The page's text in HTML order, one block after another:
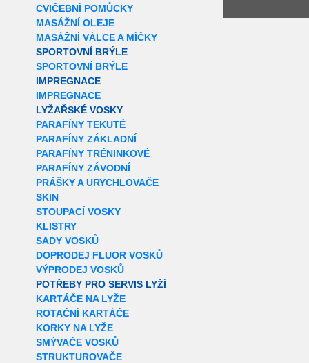
CVIČEBNÍ POMŮCKY
MASÁŽNÍ OLEJE
MASÁŽNÍ VÁLCE A MÍČKY
SPORTOVNÍ BRÝLE
SPORTOVNÍ BRÝLE
IMPREGNACE
IMPREGNACE
LYŽAŘSKÉ VOSKY
PARAFÍNY TEKUTÉ
PARAFÍNY ZÁKLADNÍ
PARAFÍNY TRÉNINKOVÉ
PARAFÍNY ZÁVODNÍ
PRÁŠKY A URYCHLOVAČE
SKIN
STOUPACÍ VOSKY
KLISTRY
SADY VOSKŮ
DOPRODEJ FLUOR VOSKŮ
VÝPRODEJ VOSKŮ
POTŘEBY PRO SERVIS LYŽÍ
KARTÁČE NA LYŽE
ROTAČNÍ KARTÁČE
KORKY NA LYŽE
SMÝVAČE VOSKŮ
STRUKTUROVAČE